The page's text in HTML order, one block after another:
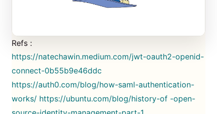
Refs :
https://natechawin.medium.com/jwt-oauth2-openid-
connect-0b55b9e46ddc
https://auth0.com/blog/how-saml-authentication-
works/ https://ubuntu.com/blog/history-of -open-